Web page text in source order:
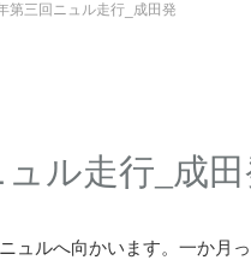
第三回ニュル走行_成田発
ル走行_成
ュルへ向かいます。一か月